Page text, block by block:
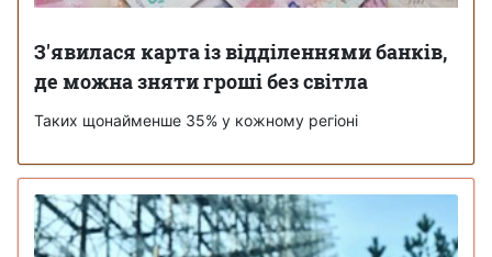
З'явилася карта із відділеннями банків,
де можна зняти гроші без світла
Таких щонайменше 35% у кожному регіоні